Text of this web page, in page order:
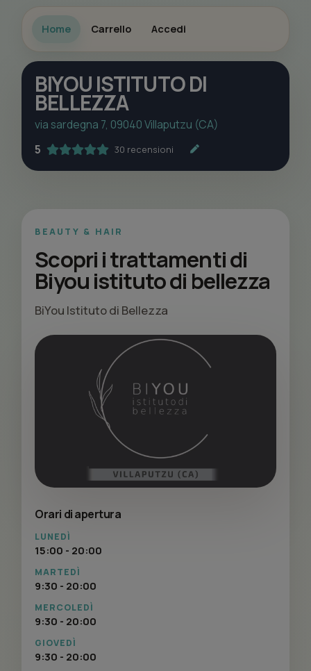
Home Carrello Accedi
BIYOU ISTITUTO DI
BELLEZZA
via sardegna 7, 09040 Villaputzu (CA)
5
30 recensioni
BEAUTY & HAIR
Scopri i trattamenti di
Biyou istituto di bellezza
BiYou Istituto di Bellezza
Orari di apertura
LUNEDÌ
15:00 - 20:00
MARTEDÌ
9:30 - 20:00
MERCOLEDÌ
9:30 - 20:00
GIOVEDÌ
9:30 - 20:00